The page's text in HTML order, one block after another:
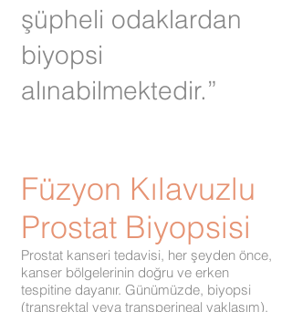
şüpheli odaklardan
biyopsi
alınabilmektedir.”
Füzyon Kılavuzlu
Prostat Biyopsisi
Prostat kanseri tedavisi, her şeyden önce,
kanser bölgelerinin doğru ve erken
tespitine dayanır. Günümüzde, biyopsi
(transrektal veya transperineal yaklaşım),